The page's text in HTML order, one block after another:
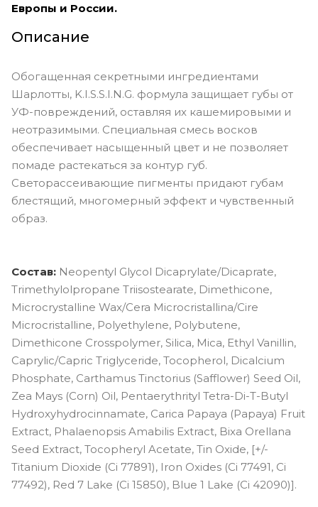
Европы и России.
Описание
Обогащенная секретными ингредиентами
Шарлотты, K.I.S.S.I.N.G. формула защищает губы от
УФ-повреждений, оставляя их кашемировыми и
неотразимыми. Специальная смесь восков
обеспечивает насыщенный цвет и не позволяет
помаде растекаться за контур губ.
Светорассеивающие пигменты придают губам
блестящий, многомерный эффект и чувственный
образ.
Состав: Neopentyl Glycol Dicaprylate/Dicaprate,
Trimethylolpropane Triisostearate, Dimethicone,
Microcrystalline Wax/Cera Microcristallina/Cire
Microcristalline, Polyethylene, Polybutene,
Dimethicone Crosspolymer, Silica, Mica, Ethyl Vanillin,
Caprylic/Capric Triglyceride, Tocopherol, Dicalcium
Phosphate, Carthamus Tinctorius (Safflower) Seed Oil,
Zea Mays (Corn) Oil, Pentaerythrityl Tetra-Di-T-Butyl
Hydroxyhydrocinnamate, Carica Papaya (Papaya) Fruit
Extract, Phalaenopsis Amabilis Extract, Bixa Orellana
Seed Extract, Tocopheryl Acetate, Tin Oxide, [+/-
Titanium Dioxide (Ci 77891), Iron Oxides (Ci 77491, Ci
77492), Red 7 Lake (Ci 15850), Blue 1 Lake (Ci 42090)].